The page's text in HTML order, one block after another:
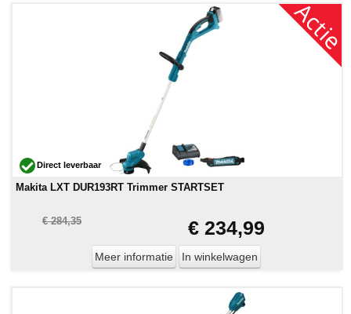
Direct leverbaar
Makita LXT DUR193RT Trimmer STARTSET
€ 284,35 € 234,99
Meer informatie In winkelwagen